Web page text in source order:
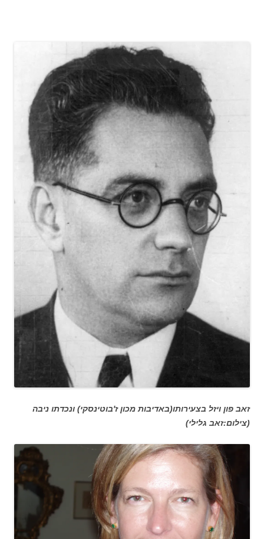
זאב פון ויזל בצעירותו(באדיבות מכון ז'בוטינסקי) ונכדתו ניבה
(צילום:זאב גלילי)